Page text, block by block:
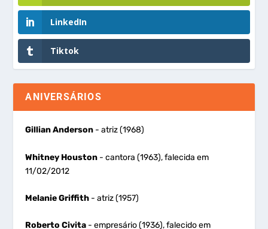
LinkedIn
Tiktok
ANIVERSÁRIOS
Gillian Anderson - atriz (1968)
Whitney Houston - cantora (1963), falecida em
11/02/2012
Melanie Griffith - atriz (1957)
Roberto Civita - empresário (1936), falecido em